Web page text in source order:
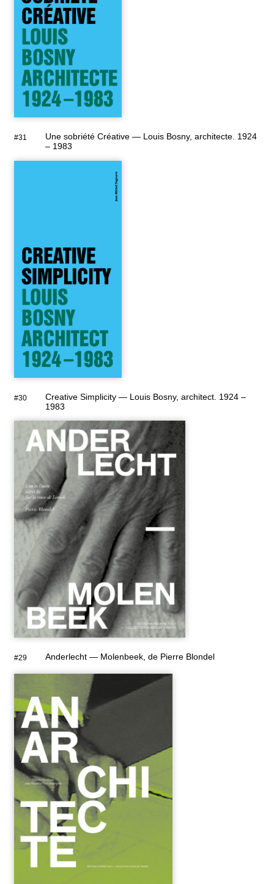
#31
Une sobriété Créative — Louis Bosny, architecte. 1924
– 1983
#30
Creative Simplicity — Louis Bosny, architect. 1924 –
1983
#29 Anderlecht — Molenbeek, de Pierre Blondel